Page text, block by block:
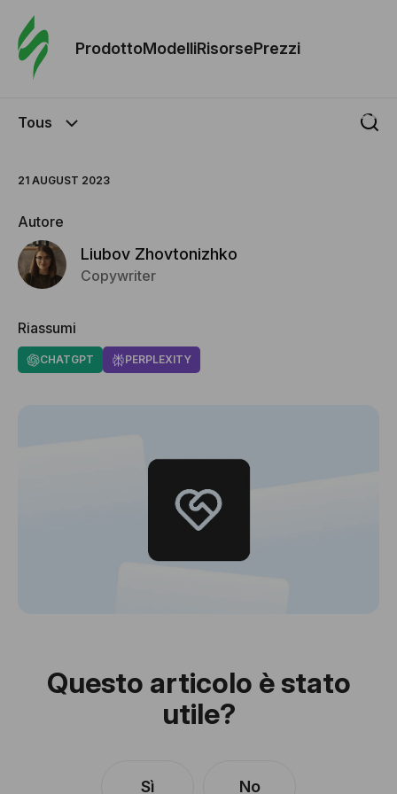
ProdottoModelliRisorsePrezzi
Modelli
Tous
21 AUGUST 2023
Autore
Liubov Zhovtonizhko
Copywriter
Riassumi
CHATGPT PERPLEXITY
Questo articolo è stato
utile?
Sì No